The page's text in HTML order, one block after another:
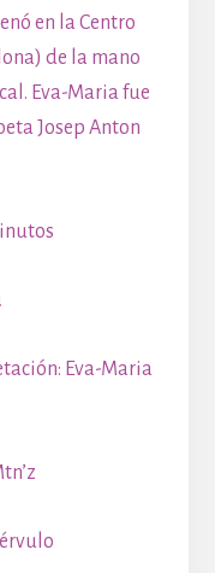
en la Centro
de la mano
Eva-Maria fue
Josep Anton
Eva-Maria